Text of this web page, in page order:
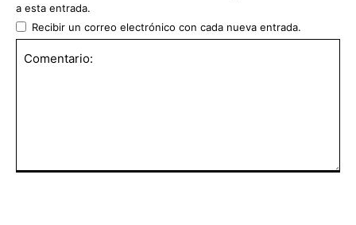
a esta entrada.
Recibir un correo electrónico con cada nueva entrada.